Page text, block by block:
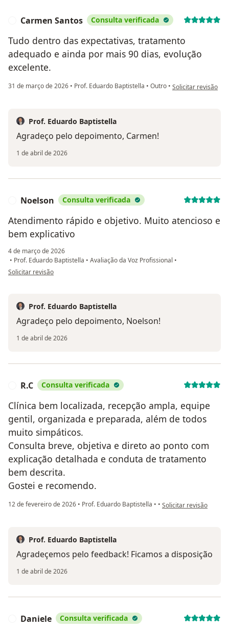
Carmen Santos Consulta verificada
Tudo dentro das expectativas, tratamento
adequado e ainda por mais 90 dias, evolução
excelente.
31 de março de 2026 • Prof. Eduardo Baptistella • Outro • na opinião do
Solicitar revisão
Prof. Eduardo Baptistella
Agradeço pelo depoimento, Carmen!
1 de abril de 2026
Noelson Consulta verificada
Atendimento rápido e objetivo. Muito atencioso e
bem explicativo
4 de março de 2026
• Prof. Eduardo Baptistella • Avaliação da Voz Profissional •
na opinião do utilizador Noelson
Solicitar revisão
Prof. Eduardo Baptistella
Agradeço pelo depoimento, Noelson!
1 de abril de 2026
R.C Consulta verificada
Clínica bem localizada, recepção ampla, equipe
gentil, organizada e preparada, além de todos
muito simpáticos.
Consulta breve, objetiva e direto ao ponto com
explicação detalhada e conduta de tratamento
bem descrita.
Gostei e recomendo.
12 de fevereiro de 2026 • Prof. Eduardo Baptistella • • na opinião do utilizador
Solicitar revisão
Prof. Eduardo Baptistella
Agradeçemos pelo feedback! Ficamos a disposição
1 de abril de 2026
Daniele Consulta verificada